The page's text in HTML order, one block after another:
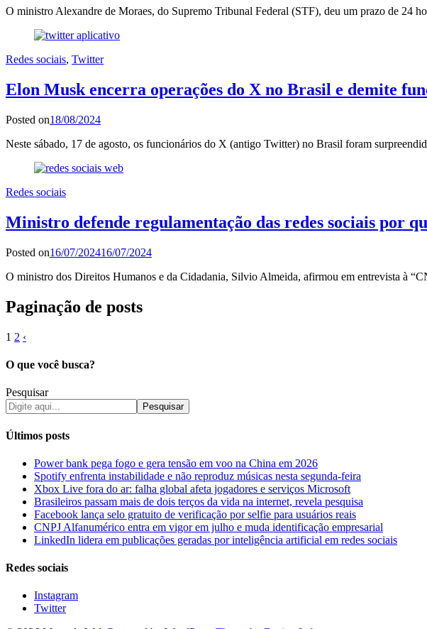
O ministro Alexandre de Moraes, do Supremo Tribunal Federal (STF), deu um prazo de 24
Redes sociais, Twitter
Elon Musk encerra operações do X no Brasil e demite
Posted on18/08/2024
Neste sábado, 17 de agosto, os funcionários do X (antigo Twitter) no Brasil foram
Redes sociais
Ministro defende regulamentação das redes sociais por
Posted on16/07/202416/07/2024
O ministro dos Direitos Humanos e da Cidadania, Silvio Almeida, afirmou em entrevista à
Paginação de posts
1 2 ‹
O que você busca?
Pesquisar
Pesquisar
Últimos posts
Power bank pega fogo e gera tensão em voo na China em 2026
Spotify enfrenta instabilidade e não reproduz músicas nesta segunda-feira
Xbox Live fora do ar: falha global afeta jogadores e serviços Microsoft
Brasileiros passam mais de dois terços da vida na internet, revela pesquisa
Facebook lança selo gratuito de verificação por selfie para usuários reais
CNPJ Alfanumérico entra em vigor em julho e muda identificação empresarial
LinkedIn lidera em publicações geradas por inteligência artificial em redes sociais
Redes sociais
Instagram
Twitter